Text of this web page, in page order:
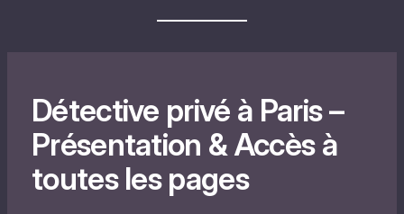
Détective privé à Paris –
Présentation & Accès à
toutes les pages